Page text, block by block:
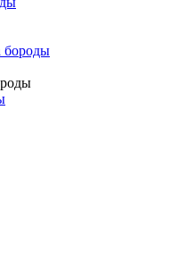
бороды